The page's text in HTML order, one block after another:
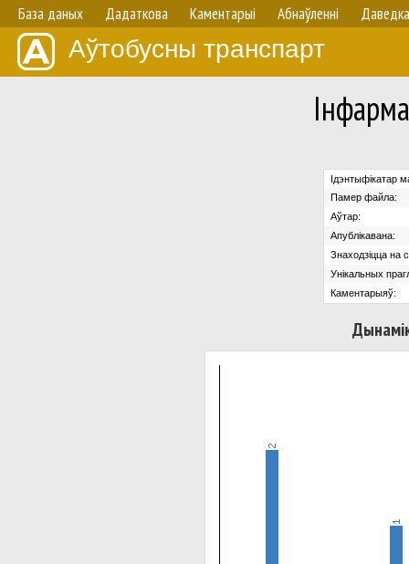
База даных Дадаткова Каментарыі Абнаўленнi Даведка
Аўтобусны транспарт
Ідэнтыфікатар
Памер файла:
Аўтар:
Апублікавана:
Знаходзіцца на
Унікальных
Каментарыяў: